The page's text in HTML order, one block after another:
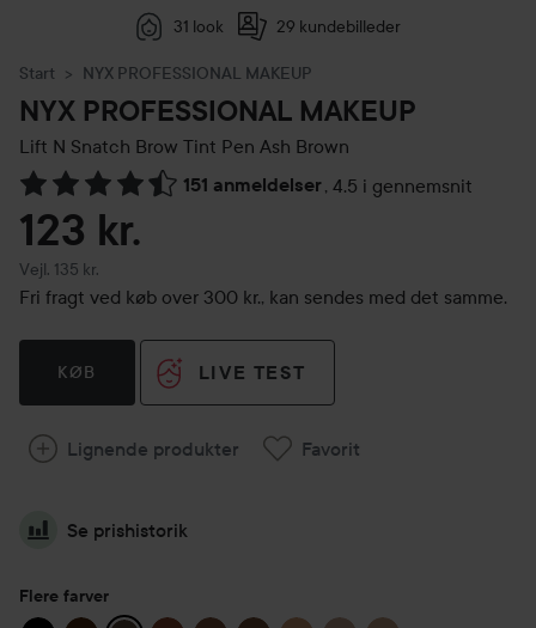
31 look 29 kundebilleder
Start NYX PROFESSIONAL MAKEUP
NYX PROFESSIONAL MAKEUP
Lift N Snatch Brow Tint Pen Ash Brown
151 anmeldelser, 4.5 i gennemsnit
Gå til Anmeldelser & kommentarer
123 kr.
Vejl. 135 kr.
Vejledende pris 135 kr.
Fri fragt ved køb over 300 kr., kan sendes med det samme.
KØB LIVE TEST
Lignende produkter Favorit
Se prishistorik
Flere farver